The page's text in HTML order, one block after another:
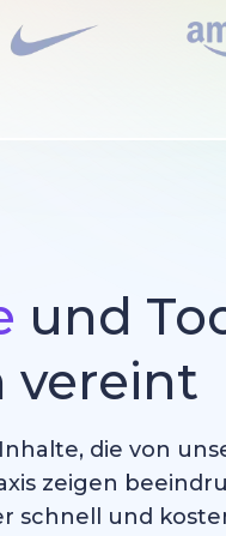
und
vereint
die von
zeigen
schnell und